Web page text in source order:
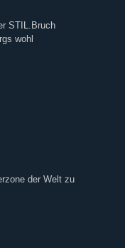
STIL.Bruch
wohl
der Welt zu